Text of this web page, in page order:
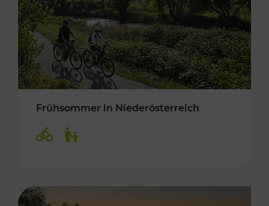
Frühsommer in Niederösterreich